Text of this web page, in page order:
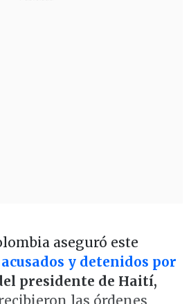
aseguró este
acusados y detenidos por
presidente de Haití,
recibieron las órdenes